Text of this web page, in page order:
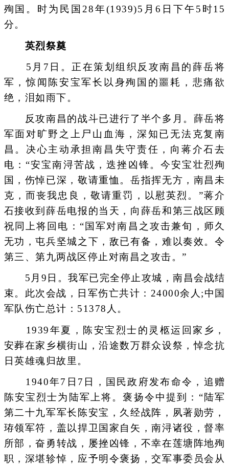
殉国。时为民国28年(1939)5月6日下午5时15
分。
英烈祭奠
5月7日。正在策划组织反攻南昌的薛岳将
军，惊闻陈安宝军长以身殉国的噩耗，悲痛欲
绝，泪如雨下。
反攻南昌的战斗已进行了半个多月。薛岳将
军面对旷野之上尸山血海，深知已无法克复南
昌。决心主动承担南昌失守责任，向蒋介石去
电：“安宝南浔苦战，迭挫凶锋。今安宝壮烈殉
国，伤悼已深，敬请重恤。岳指挥无方，南昌未
克，而丧我忠良，敬请重罚，以慰英烈。”蒋介
石接收到薛岳电报的当天，向薛岳和第三战区顾
祝同上将回电：“国军对南昌之攻击兼旬，师久
无功，屯兵坚城之下，敌已有备，难以奏效。令
第三、第九两战区停止对南昌之攻击。”
5月9日。我军已完全停止攻城，南昌会战结
束。此次会战，日军伤亡共计：24000余人;中国
军队伤亡总计：51378人。
1939年夏，陈安宝烈士的灵柩运回家乡，
安葬在家乡横街山，沿途数万群众设祭，悼念抗
日英雄魂归故里。
1940年7日7日，国民政府发布命令，追赠
陈安宝烈士为陆军上将。褒扬令中提到：“陆军
第二十九军军长陈安宝，久经战阵，夙著勋劳，
珔领军符，盖以捍卫国家自矢，南浔诸役，督率
所部，奋勇转战，屡挫凶锋，不幸在莲塘阵地殉
职，深堪轸悼，应予明令褒扬，交军事委员会从